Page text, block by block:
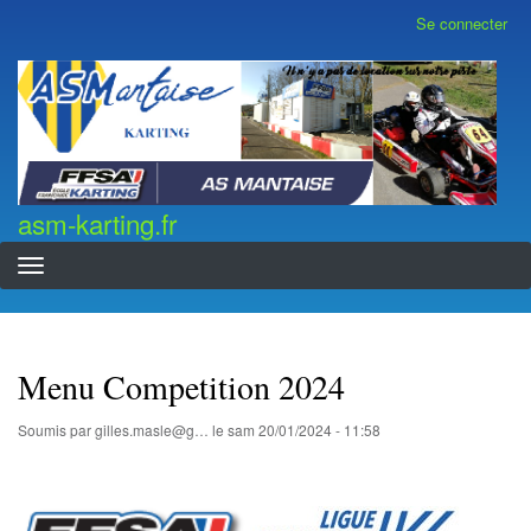
contenu
principal
compte
de
l'utilisateur
Se connecter
asm-karting.fr
asm-karting.fr
Menu Competition 2024
Soumis pargilles.masle@g… le sam 20/01/2024 - 11:58